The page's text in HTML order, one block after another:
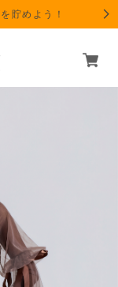
貯めよう！